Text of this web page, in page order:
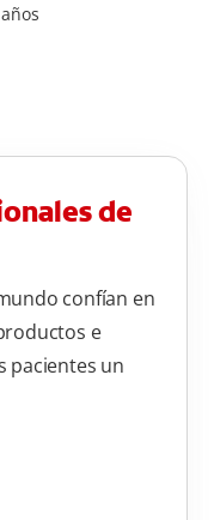
de
confían en
e
pacientes un